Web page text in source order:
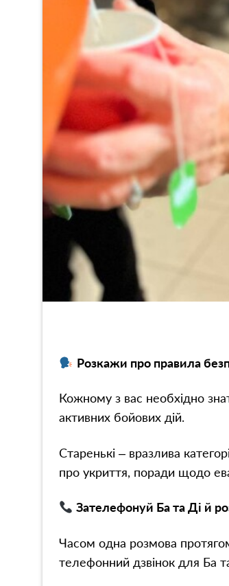
Розкажи про правила
Кожному з вас необхідно
активних бойових дій.
Старенькі – вразлива
про укриття, поради щодо
Зателефонуй Ба та Ді й
Часом одна розмова
телефонний дзвінок для Ба